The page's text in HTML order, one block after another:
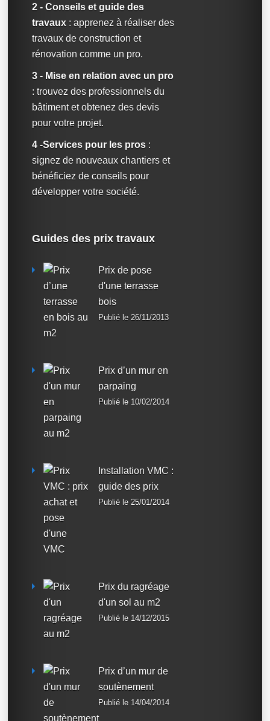
2 - Conseils et guide des
travaux : apprenez à réaliser des
travaux de construction et
rénovation comme un pro.
3 - Mise en relation avec un pro
: trouvez des professionnels du
bâtiment et obtenez des devis
pour votre projet.
4 -Services pour les pros :
signez de nouveaux chantiers et
bénéficiez de conseils pour
développer votre société.
Guides des prix travaux
Prix de pose
d'une terrasse
bois
Publié le 26/11/2013
Prix d’un mur en
parpaing
Publié le 10/02/2014
Installation VMC :
guide des prix
Publié le 25/01/2014
Prix du ragréage
d'un sol au m2
Publié le 14/12/2015
Prix d’un mur de
soutènement
Publié le 14/04/2014